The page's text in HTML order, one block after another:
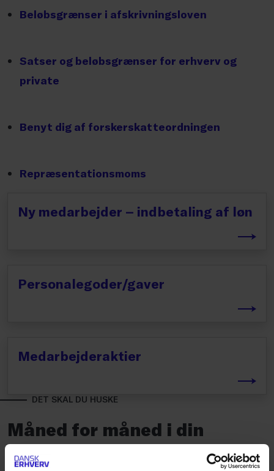
Beløbsgrænser i afskrivningsloven
Satser og beløbsgrænser for erhverv og
private
Benyt dig af forskerskatteordningen
Repræsentationsmoms
Ny medarbejder – indbetaling af løn
Personalegoder/gaver
Medarbejderaktier
DET SKAL DU HUSKE
Måned for måned i din
virksomhed